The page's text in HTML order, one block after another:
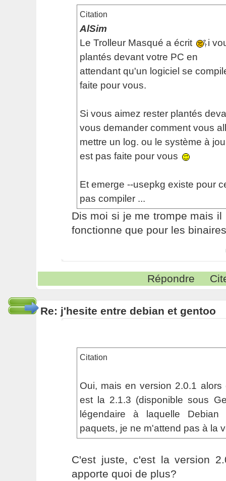
Citation
AlSim
Le Trolleur Masqué a écrit
i
plantés devant votre PC en
attendant qu'un logiciel se
faite pour vous.
Si vous aimez rester plantés
vous demander comment vous
mettre un log. ou le système à
est pas faite pour vous
Et emerge --usepkg existe pour
pas compiler ...
Dis moi si je me trompe mais
fonctionne que pour les
Répondre
Re: j'hesite entre debian et gentoo
Citation
Oui, mais en version 2.0.1
est la 2.1.3 (disponible sous
légendaire à laquelle
paquets, je ne m'attend pas à la
C'est juste, c'est la version
apporte quoi de plus?